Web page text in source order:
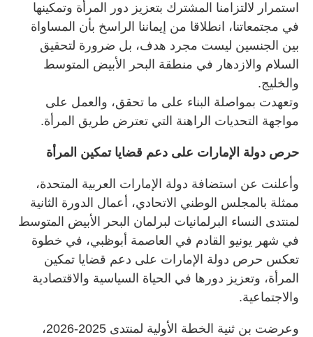
استمرار لالتزامنا المشترك بتعزيز دور المرأة وتمكينها
في مجتمعاتنا، انطلاقا من إيماننا الراسخ بأن المساواة
بين الجنسين ليست مجرد هدف، بل ضرورة لتحقيق
السلام والازدهار في منطقة البحر الأبيض المتوسط
والخليج.
وتعهدت بمواصلة البناء على ما تحقق، والعمل على
مواجهة التحديات الراهنة التي تعترض طريق المرأة.
حرص دولة الإمارات على دعم قضايا تمكين المرأة
وأعلنت عن استضافة دولة الإمارات العربية المتحدة،
ممثلة بالمجلس الوطني الاتحادي، أعمال الدورة الثانية
لمنتدى النساء البرلمانيات لبرلمان البحر الأبيض المتوسط
في شهر يونيو القادم في العاصمة أبوظبي، في خطوة
تعكس حرص دولة الإمارات على دعم قضايا تمكين
المرأة، وتعزيز دورها في الحياة السياسية والاقتصادية
والاجتماعية.
وعرضت بن ثنية الخطة الأولية لمنتدى 2025-2026،